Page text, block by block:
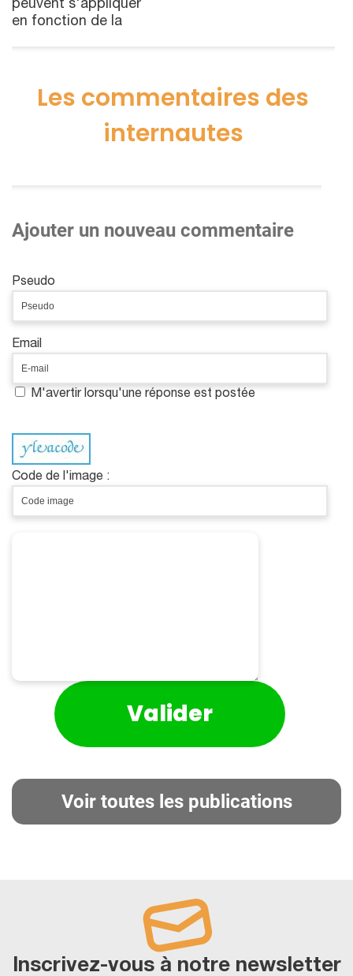
peuvent s'appliquer
en fonction de la
Les commentaires des
internautes
Ajouter un nouveau commentaire
Pseudo
Email
M'avertir lorsqu'une réponse est postée
Code de l'image :
Voir toutes les publications
Inscrivez-vous à notre newsletter